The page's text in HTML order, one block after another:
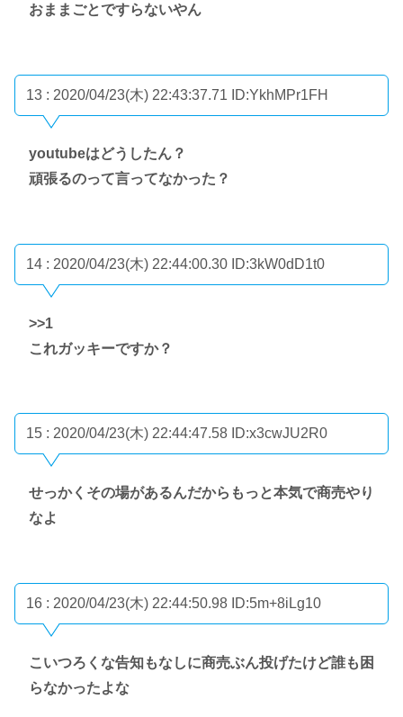
おままごとですらないやん
13 : 2020/04/23(木) 22:43:37.71 ID:YkhMPr1FH
youtubeはどうしたん？
頑張るのって言ってなかった？
14 : 2020/04/23(木) 22:44:00.30 ID:3kW0dD1t0
>>1
これガッキーですか？
15 : 2020/04/23(木) 22:44:47.58 ID:x3cwJU2R0
せっかくその場があるんだからもっと本気で商売やり
なよ
16 : 2020/04/23(木) 22:44:50.98 ID:5m+8iLg10
こいつろくな告知もなしに商売ぶん投げたけど誰も困
らなかったよな